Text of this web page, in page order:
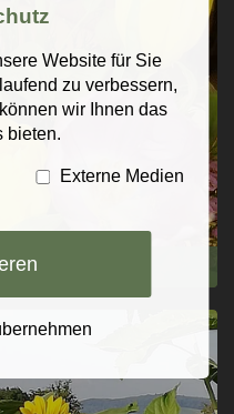
Website für Sie
zu verbessern,
wir Ihnen das
bieten.
Externe Medien